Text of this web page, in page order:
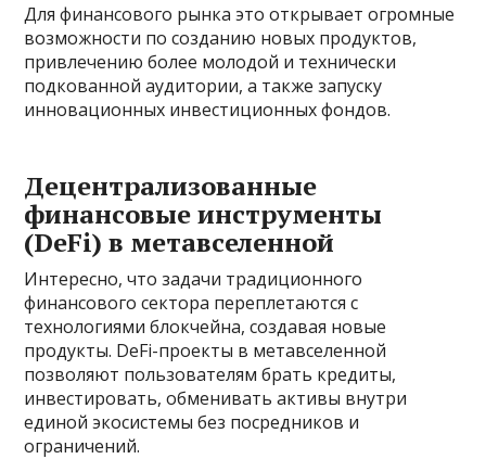
Для финансового рынка это открывает огромные
возможности по созданию новых продуктов,
привлечению более молодой и технически
подкованной аудитории, а также запуску
инновационных инвестиционных фондов.
Децентрализованные
финансовые инструменты
(DeFi) в метавселенной
Интересно, что задачи традиционного
финансового сектора переплетаются с
технологиями блокчейна, создавая новые
продукты. DeFi-проекты в метавселенной
позволяют пользователям брать кредиты,
инвестировать, обменивать активы внутри
единой экосистемы без посредников и
ограничений.